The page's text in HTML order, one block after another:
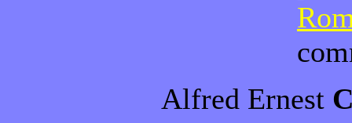
Alfred Ernest